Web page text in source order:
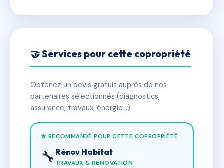
🤝 Services pour cette copropriété
Obtenez un devis gratuit auprès de nos
partenaires sélectionnés (diagnostics,
assurance, travaux, énergie…).
★ RECOMMANDÉ POUR CETTE COPROPRIÉTÉ
🔧 Rénov Habitat
TRAVAUX & RÉNOVATION